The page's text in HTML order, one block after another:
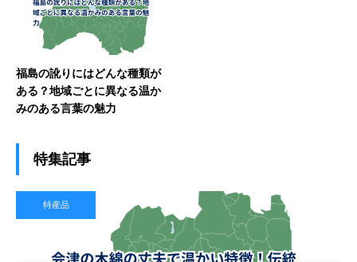
福島の訛りにはどんな種類が
ある？地域ごとに異なる温か
みのある言葉の魅力
特集記事
特産品